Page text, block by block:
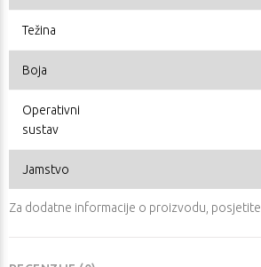
Težina
Boja
Operativni
sustav
Jamstvo
Za dodatne informacije o proizvodu, posjetite